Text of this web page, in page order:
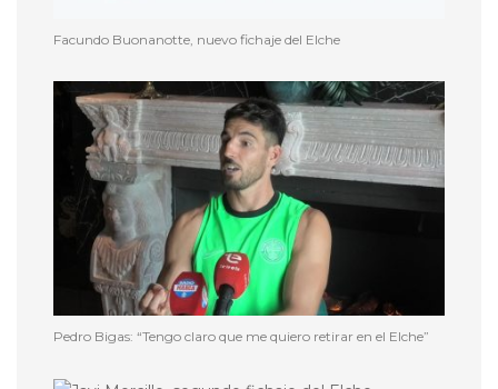
Facundo Buonanotte, nuevo fichaje del Elche
Pedro Bigas: “Tengo claro que me quiero retirar en el Elche”